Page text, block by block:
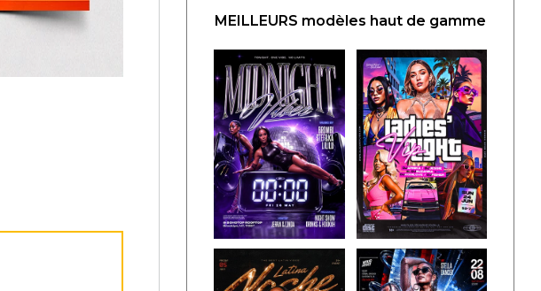
MEILLEURS modèles haut de gamme